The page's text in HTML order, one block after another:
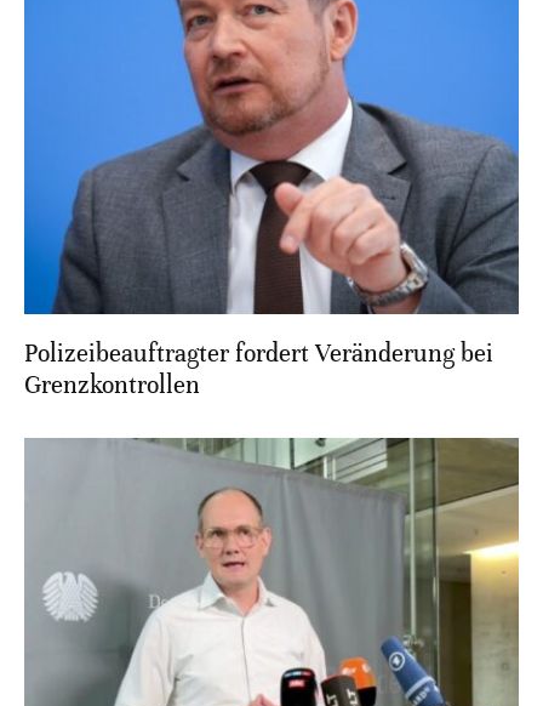
Polizeibeauftragter fordert Veränderung bei
Grenzkontrollen